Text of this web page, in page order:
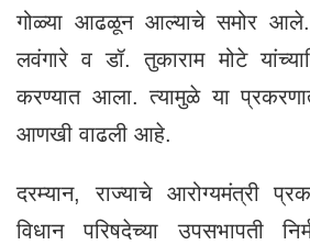
गोळ्या आढळून आल्याचे समोर आले.
लवंगारे व डॉ. तुकाराम मोटे
करण्यात आला. त्यामुळे या
आणखी वाढली आहे.
दरम्यान, राज्याचे आरोग्यमंत्री
विधान परिषदेच्या उपसभापती